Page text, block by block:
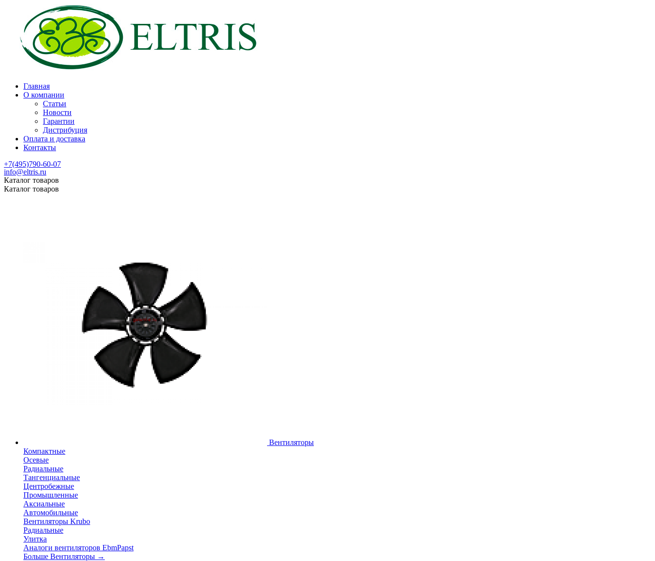
Главная
О компании
Статьи
Новости
Гарантии
Дистрибуция
Оплата и доставка
Контакты
+7(495)790-60-07
info@eltris.ru
Каталог товаров
Каталог товаров
Вентиляторы
Компактные
Осевые
Радиальные
Тангенциальные
Центробежные
Промышленные
Аксиальные
Автомобильные
Вентиляторы Krubo
Радиальные
Улитка
Аналоги вентиляторов EbmPapst
Больше Вентиляторы →